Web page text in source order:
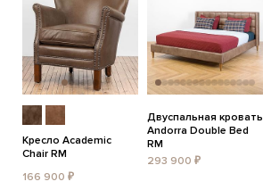
Кресло Academic
Chair RM
166 900 ₽
Двуспальная кровать
Andorra Double Bed
RM
293 900 ₽